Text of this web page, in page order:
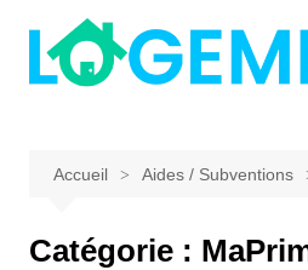
contenu
Accueil Aides / Subventions
Catégorie :